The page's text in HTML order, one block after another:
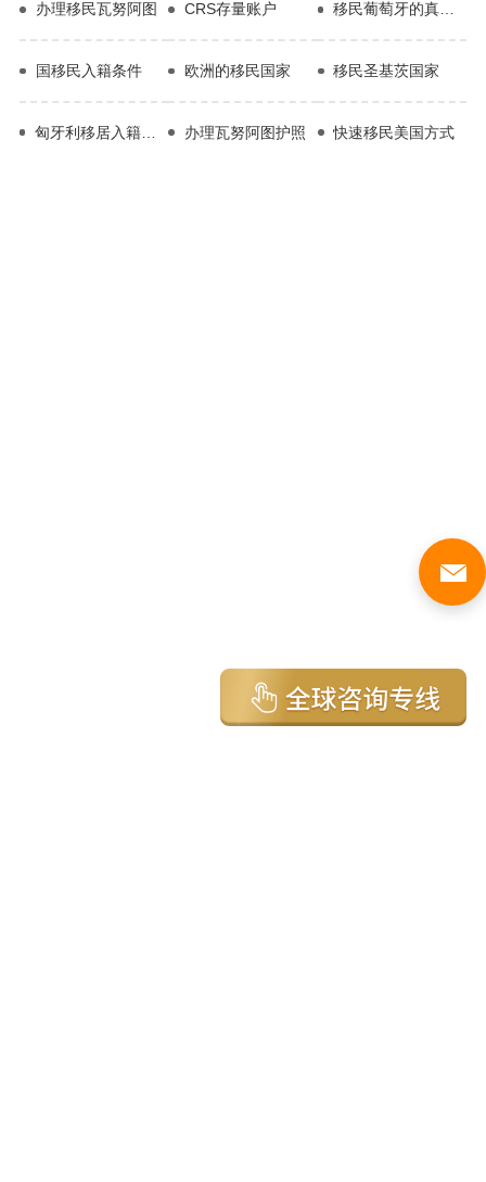
办理移民瓦努阿图 CRS存量账户 移民葡萄牙的真实感受
国移民入籍条件 欧洲的移民国家 移民圣基茨国家
办理瓦努阿图护照 快速移民美国方式